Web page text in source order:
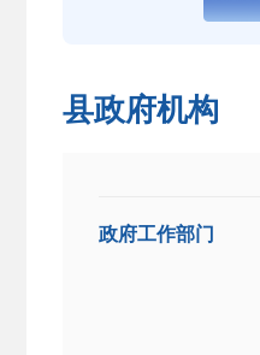
县政府机构
政府工作部门